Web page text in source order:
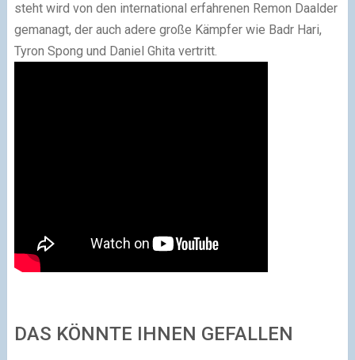
steht wird von den international erfahrenen Remon Daalder
gemanagt, der auch adere große Kämpfer wie Badr Hari,
Tyron Spong und Daniel Ghita vertritt.
DAS KÖNNTE IHNEN GEFALLEN